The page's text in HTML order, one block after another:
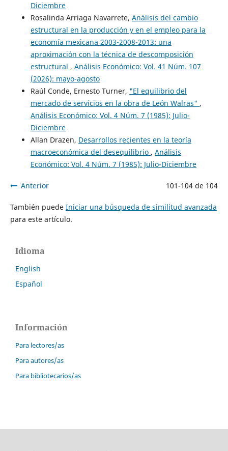
Diciembre
Rosalinda Arriaga Navarrete, Análisis del cambio
estructural en la producción y en el empleo para la
economía mexicana 2003-2008-2013: una
aproximación con la técnica de descomposición
estructural , Análisis Económico: Vol. 41 Núm. 107
(2026): mayo-agosto
Raúl Conde, Ernesto Turner, "El equilibrio del
mercado de servicios en la obra de León Walras" ,
Análisis Económico: Vol. 4 Núm. 7 (1985): Julio-
Diciembre
Allan Drazen, Desarrollos recientes en la teoría
macroeconómica del desequilibrio , Análisis
Económico: Vol. 4 Núm. 7 (1985): Julio-Diciembre
Anterior 101-104 de 104
También puede Iniciar una búsqueda de similitud avanzada
para este artículo.
Idioma
English
Español
Información
Para lectores/as
Para autores/as
Para bibliotecarios/as